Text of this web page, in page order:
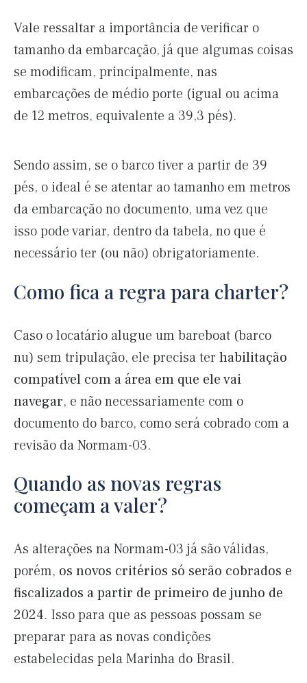
Vale ressaltar a importância de verificar o
tamanho da embarcação, já que algumas coisas
se modificam, principalmente, nas
embarcações de médio porte (igual ou acima
de 12 metros, equivalente a 39,3 pés).
Sendo assim, se o barco tiver a partir de 39
pés, o ideal é se atentar ao tamanho em metros
da embarcação no documento, uma vez que
isso pode variar, dentro da tabela, no que é
necessário ter (ou não) obrigatoriamente.
Como fica a regra para charter?
Caso o locatário alugue um bareboat (barco
nu) sem tripulação, ele precisa ter habilitação
compatível com a área em que ele vai
navegar, e não necessariamente com o
documento do barco, como será cobrado com a
revisão da Normam-03.
Quando as novas regras
começam a valer?
As alterações na Normam-03 já são válidas,
porém, os novos critérios só serão cobrados e
fiscalizados a partir de primeiro de junho de
2024. Isso para que as pessoas possam se
preparar para as novas condições
estabelecidas pela Marinha do Brasil.